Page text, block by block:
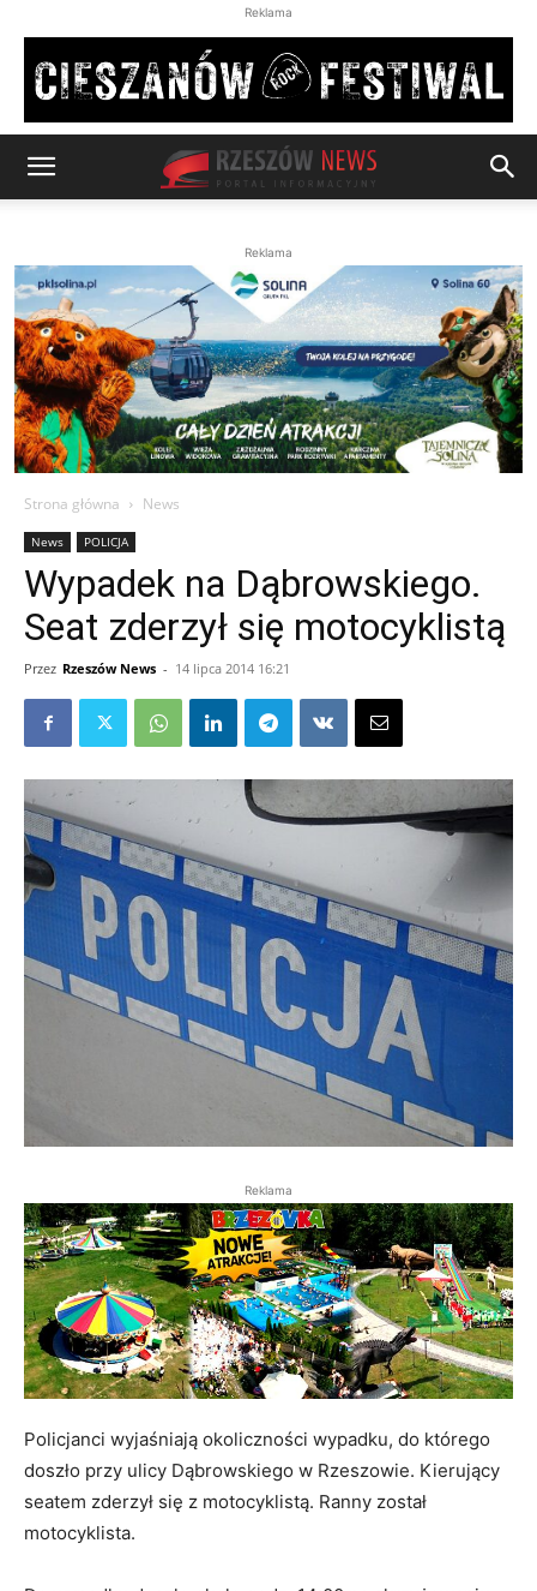
Reklama
Reklama
Strona główna News
News POLICJA
Wypadek na Dąbrowskiego.
Seat zderzył się motocyklistą
Przez Rzeszów News - 14 lipca 2014 16:21
Reklama
Policjanci wyjaśniają okoliczności wypadku, do którego
doszło przy ulicy Dąbrowskiego w Rzeszowie. Kierujący
seatem zderzył się z motocyklistą. Ranny został
motocyklista.